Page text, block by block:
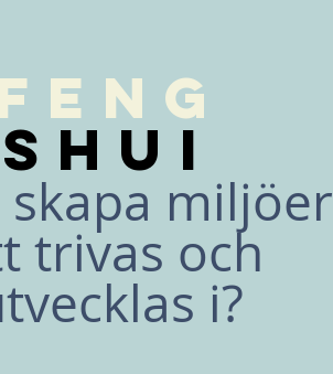
Shui
miljöer
trivas och
i?